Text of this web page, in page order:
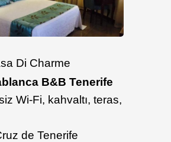
Di Charme
B&B Tenerife
Wi-Fi, kahvaltı, teras,
de Tenerife